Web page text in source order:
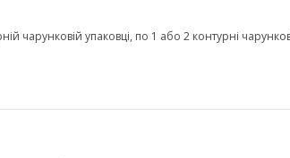
чарунковій упаковці, по 1 або 2 контурні